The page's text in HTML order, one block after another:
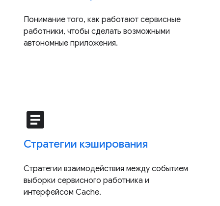
Понимание того, как работают сервисные
работники, чтобы сделать возможными
автономные приложения.
article
Стратегии кэширования
Стратегии взаимодействия между событием
выборки сервисного работника и
интерфейсом Cache.